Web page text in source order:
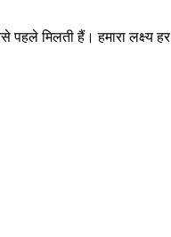
मिलती हैं। हमारा लक्ष्य